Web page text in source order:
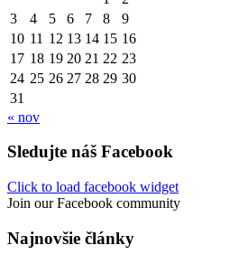
3
4 5 6 7 8
9
10 11 12 13 14 15 16
17 18 19 20 21 22 23
24 25 26 27 28 29 30
31
« nov
Sledujte náš Facebook
Click to load facebook widget
Join our Facebook community
Najnovšie články